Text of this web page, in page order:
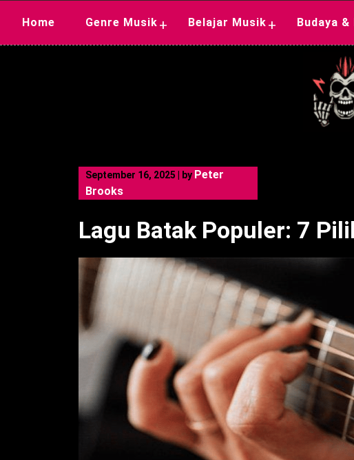
Home Genre Musik + Belajar Musik + Budaya
September 16, 2025 by Peter
Brooks
Lagu Batak Populer: 7